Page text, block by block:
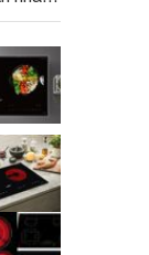
Hiện
khá